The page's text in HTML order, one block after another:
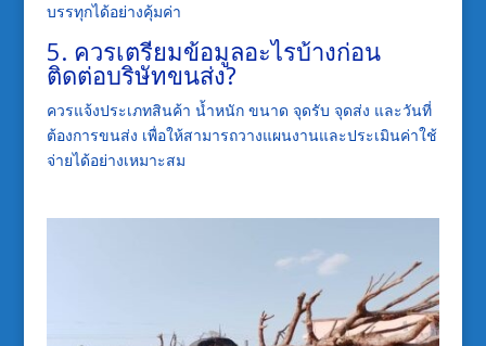
บรรทุกได้อย่างคุ้มค่า
5. ควรเตรียมข้อมูลอะไรบ้างก่อน
ติดต่อบริษัทขนส่ง?
ควรแจ้งประเภทสินค้า น้ำหนัก ขนาด จุดรับ จุดส่ง และวันที่
ต้องการขนส่ง เพื่อให้สามารถวางแผนงานและประเมินค่าใช้
จ่ายได้อย่างเหมาะสม